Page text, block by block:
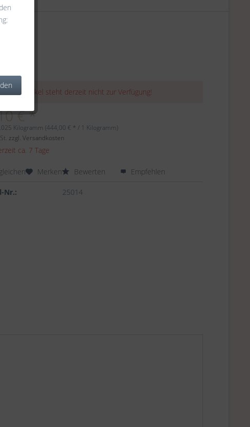
Dieser Artikel steht derzeit nicht zur Verfügung!
€ *
Kilogramm (444,00 € * / 1 Kilogramm)
zzgl. Versandkosten
ca. 7 Tage
Merken Bewerten Empfehlen
Nr.: 25014